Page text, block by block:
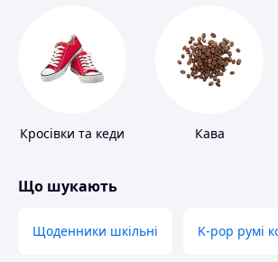
Кросівки та кеди Кава
Що шукають
Щоденники шкільні K-pop румі